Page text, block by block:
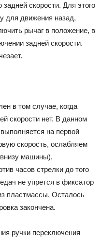
скорости. Для этого
для движения назад,
рычаг в положение, в
задней скорости.
в том случае, когда
скорости нет. В данном
на первой
скорость, ослабляем
машины),
часов стрелки до того
не упрется в фиксатор
пластмассы. Осталось
закончена.
ручки переключения